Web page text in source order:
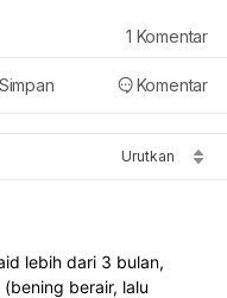
Simpan Komentar
1 Komentar
Urutkan
lebih dari 3 bulan,
berair, lalu